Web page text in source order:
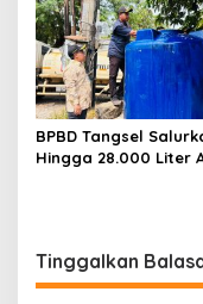
Tersangka
BPBD Tangsel
Hingga 28.000 Liter
Tinggalkan